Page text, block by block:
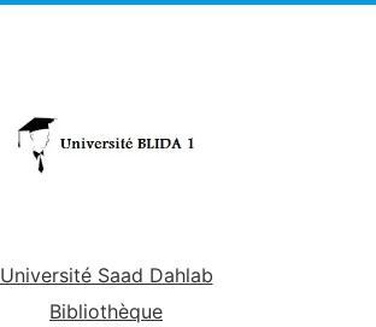
Université Saad Dahlab
Bibliothèque